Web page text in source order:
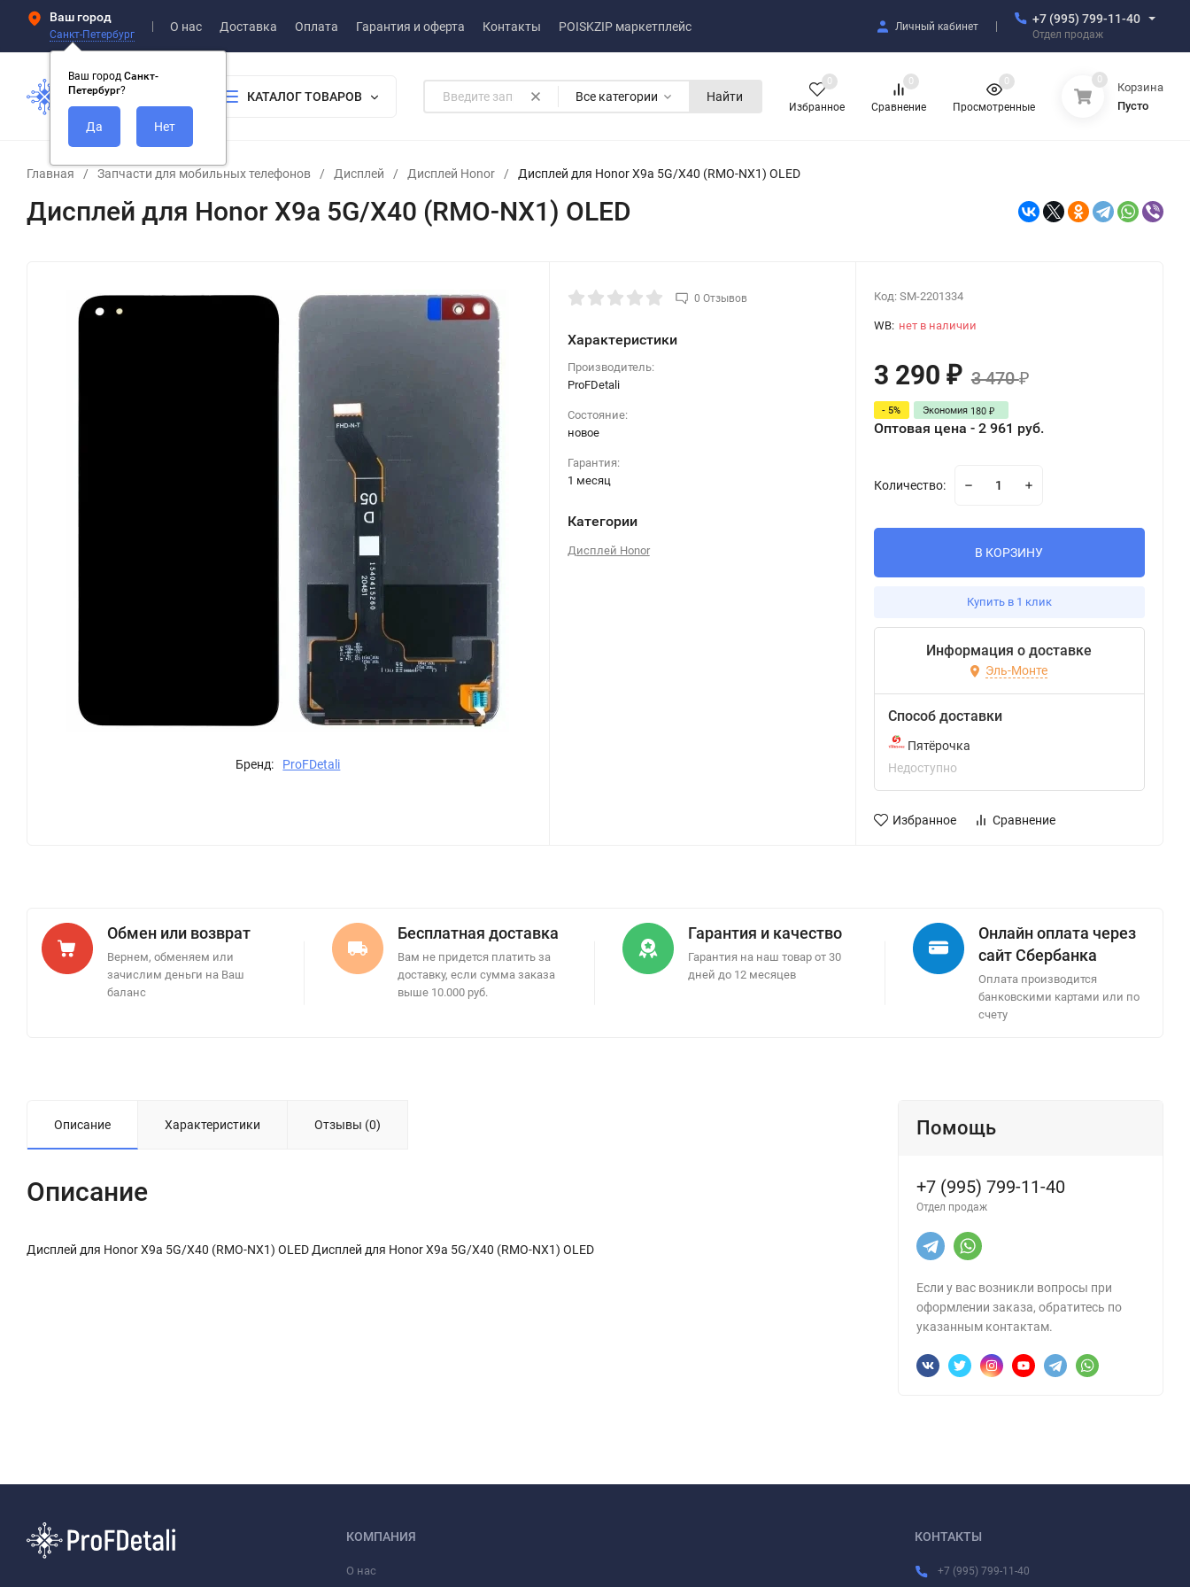
Ваш город
Санкт-Петербург
Ваш город Санкт-
Петербург?
О нас Доставка Оплата Гарантия и оферта Контакты POISKZIP маркетплейс Личный кабинет
+7 (995) 799-11-40
Отдел продаж
КАТАЛОГ ТОВАРОВ Все категории Найти
Избранное
0
Сравнение
0
Просмотренные
0 0
Корзина
Пусто
Главная / Запчасти для мобильных телефонов / Дисплей / Дисплей Honor / Дисплей для Honor X9a 5G/X40 (RMO-NX1) OLED
Дисплей для Honor X9a 5G/X40 (RMO-NX1) OLED
Бренд: ProFDetali
0 Отзывов
Характеристики
Производитель:
ProFDetali
Состояние:
новое
Гарантия:
1 месяц
Категории
Дисплей Honor
Код: SM-2201334
WB: нет в наличии
3 290 ₽ 3 470₽
- 5% Экономия 180 ₽
Оптовая цена - 2 961 руб.
Количество:
В КОРЗИНУ
Купить в 1 клик
Информация о доставке
Эль-Монте
Способ доставки
Пятёрочка
Недоступно
Избранное Сравнение
Обмен или возврат
Вернем, обменяем или
зачислим деньги на Ваш
баланс
Бесплатная доставка
Вам не придется платить за
доставку, если сумма заказа
выше 10.000 руб.
Гарантия и качество
Гарантия на наш товар от 30
дней до 12 месяцев
Онлайн оплата через
сайт Сбербанка
Оплата производится
банковскими картами или по
счету
Описание Характеристики Отзывы (0)
Описание
Дисплей для Honor X9a 5G/X40 (RMO-NX1) OLED Дисплей для Honor X9a 5G/X40 (RMO-NX1) OLED
Помощь
+7 (995) 799-11-40
Отдел продаж
Если у вас возникли вопросы при
оформлении заказа, обратитесь по
указанным контактам.
КОМПАНИЯ
О нас
КОНТАКТЫ
+7 (995) 799-11-40